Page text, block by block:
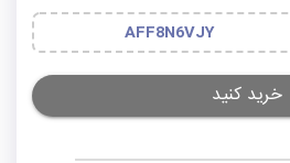
AFF8N6VJY
خرید کنید